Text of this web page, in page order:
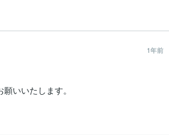
1年前
いいたします。